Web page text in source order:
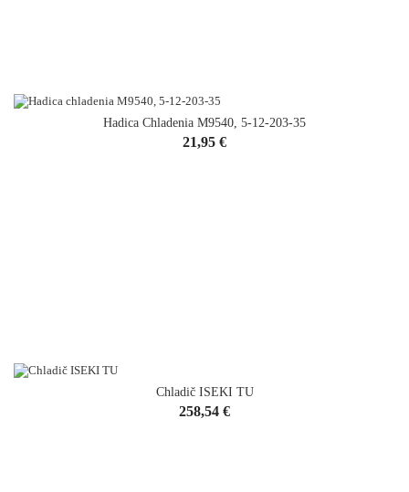
Hadica Chladenia M9540, 5-12-203-35
Cena
21,95 €
Chladič ISEKI TU
Cena
258,54 €